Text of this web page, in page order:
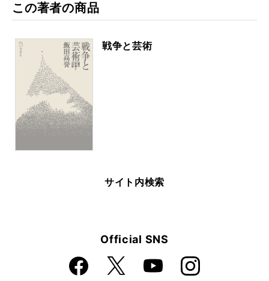
この著者の商品
戦争と芸術
サイト内検索
Official SNS
Faceboo
k
X YouTube Instagra
m